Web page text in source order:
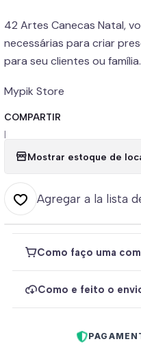
42 Artes Canecas Natal,
necessárias para criar
para seu clientes ou família.
Mypik Store
COMPARTIR
|
Mostrar estoque de
Agregar a la lista
Como faço uma
Como e feito o